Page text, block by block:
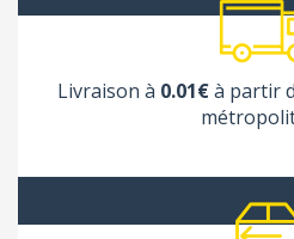
Livraison à 0.01€à partir